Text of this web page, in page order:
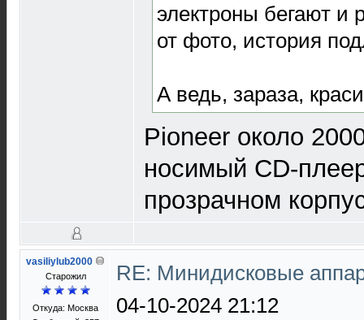
электроны бегают и
от фото, история
А ведь, зараза,
Pioneer около
носимый CD-
прозрачном
vasiliylub2000
Старожил
Откуда: Москва
RE: Минидисковые
04-10-2024 21:12